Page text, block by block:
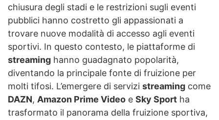
chiusura degli stadi e le restrizioni sugli eventi
pubblici hanno costretto gli appassionati a
trovare nuove modalità di accesso agli eventi
sportivi. In questo contesto, le piattaforme di
streaming hanno guadagnato popolarità,
diventando la principale fonte di fruizione per
molti tifosi. L’emergere di servizi streaming come
DAZN, Amazon Prime Video e Sky Sport ha
trasformato il panorama della fruizione sportiva,